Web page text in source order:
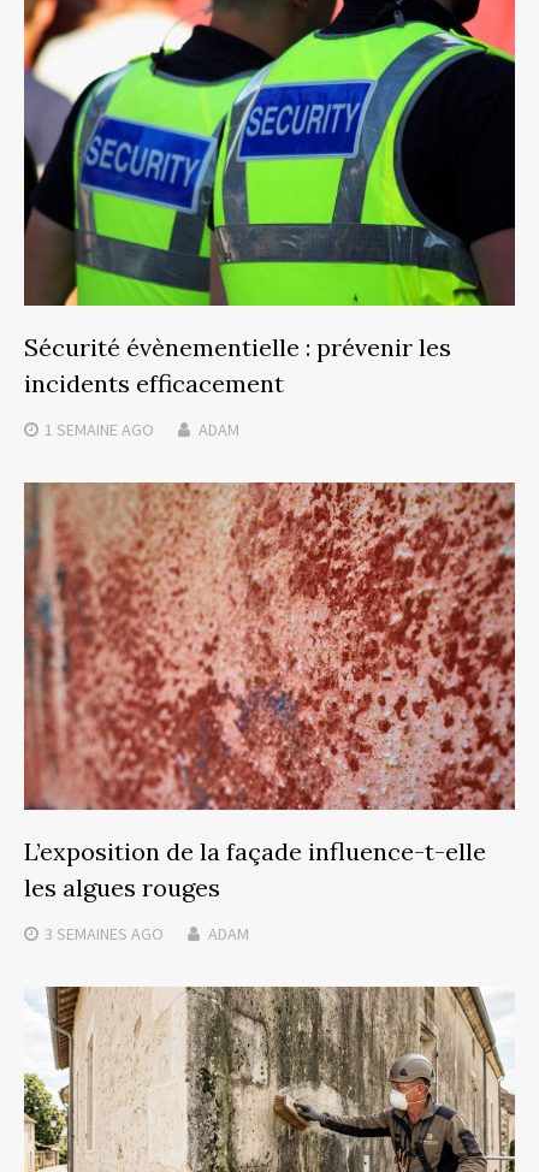
Sécurité évènementielle : prévenir les
incidents efficacement
1 SEMAINE AGO ADAM
L’exposition de la façade influence-t-elle
les algues rouges
3 SEMAINES AGO ADAM